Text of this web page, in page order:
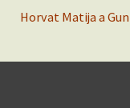
Horvat Matija a